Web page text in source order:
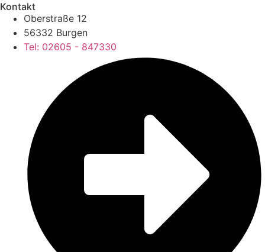
Kontakt
Oberstraße 12
56332 Burgen
Tel: 02605 - 847330